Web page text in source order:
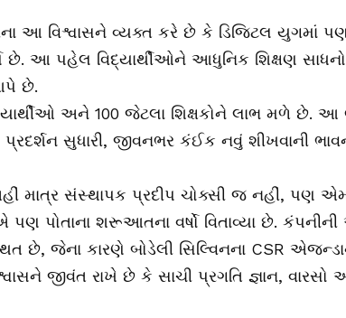
આ વિશ્વાસને વ્યક્ત કરે છે કે ડિજિટલ યુગમાં
આ પહેલ વિદ્યાર્થીઓને આધુનિક શિક્ષણ
છે.
અને 100 જેટલા શિક્ષકોને લાભ મળે છે. આ
પ્રદર્શન સુધારી, જીવનભર કંઈક નવું શીખવાની
માત્ર સંસ્થાપક પ્રદીપ ચોક્સી જ નહીં, પણ
પોતાના શરૂઆતના વર્ષો વિતાવ્યા છે. કંપનીની
છે, જેના કારણે બોડેલી સિલ્વિનના CSR
જીવંત રાખે છે કે સાચી પ્રગતિ જ્ઞાન, વારસો